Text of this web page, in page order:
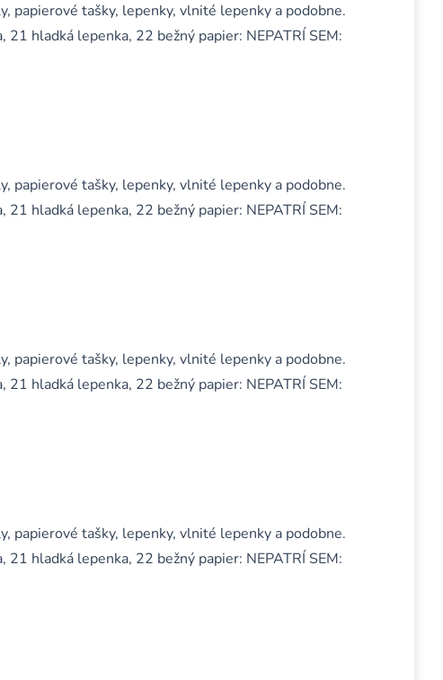
papierové tašky, lepenky, vlnité lepenky a podobne.
hladká lepenka, 22 bežný papier: NEPATRÍ SEM:
papierové tašky, lepenky, vlnité lepenky a podobne.
hladká lepenka, 22 bežný papier: NEPATRÍ SEM:
papierové tašky, lepenky, vlnité lepenky a podobne.
hladká lepenka, 22 bežný papier: NEPATRÍ SEM:
papierové tašky, lepenky, vlnité lepenky a podobne.
hladká lepenka, 22 bežný papier: NEPATRÍ SEM: